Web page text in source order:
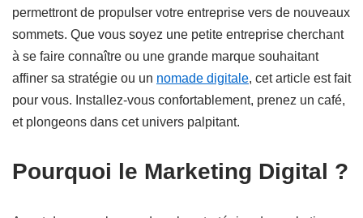
permettront de propulser votre entreprise vers de nouveaux
sommets. Que vous soyez une petite entreprise cherchant
à se faire connaître ou une grande marque souhaitant
affiner sa stratégie ou un nomade digitale, cet article est fait
pour vous. Installez-vous confortablement, prenez un café,
et plongeons dans cet univers palpitant.
Pourquoi le Marketing Digital ?